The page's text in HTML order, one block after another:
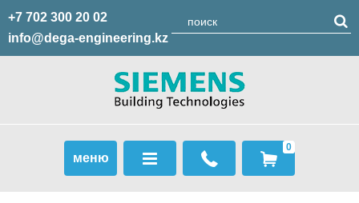
+7 702 300 20 02
info@dega-engineering.kz
меню
0